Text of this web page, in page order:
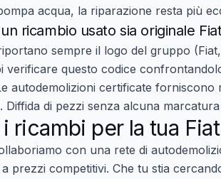
acqua, la riparazione resta più
ricambio usato sia originale
sempre il logo del gruppo
verificare questo codice
autodemolizioni certificate
Diffida di pezzi senza alcuna
ricambi per la tua
con una rete di
a prezzi competitivi. Che tu stia